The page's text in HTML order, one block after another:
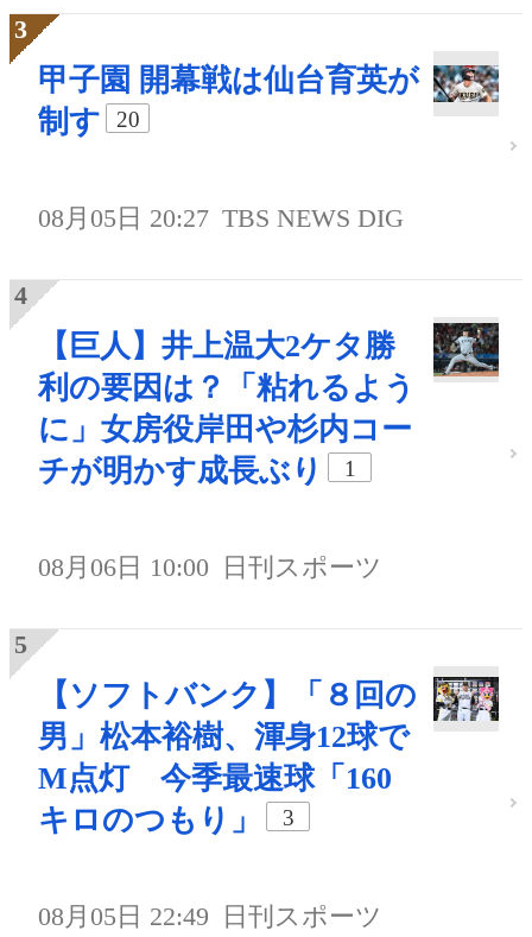
甲子園 開幕戦は仙台育英が
制す
20
08月05日 20:27 TBS NEWS DIG
【巨人】井上温大2ケタ勝
利の要因は？「粘れるよう
に」女房役岸田や杉内コー
チが明かす成長ぶり
1
08月06日 10:00 日刊スポーツ
【ソフトバンク】「８回の
男」松本裕樹、渾身12球で
M点灯 今季最速球「160
キロのつもり」
3
08月05日 22:49 日刊スポーツ